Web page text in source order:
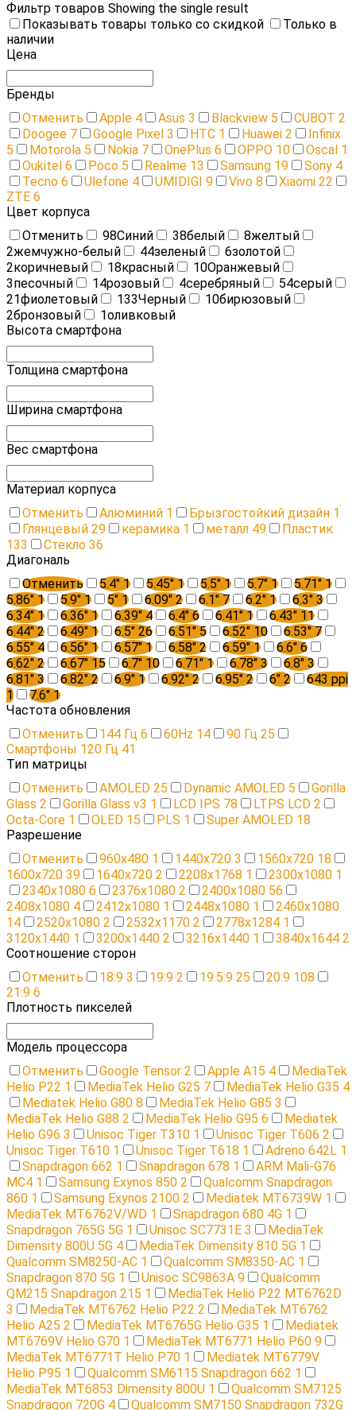
Фильтр товаров Showing the single result
Показывать товары только со скидкой
Только в
наличии
Цена
Бренды
Отменить
Apple 4 Asus 3 Blackview 5 CUBOT 2
Doogee 7 Google Pixel 3 HTC 1 Huawei 2
Infinix
5
Motorola 5 Nokia 7 OnePlus 6 OPPO 10 Oscal 1
Oukitel 6 Poco 5 Realme 13 Samsung 19 Sony 4
Tecno 6 Ulefone 4 UMIDIGI 9 Vivo 8 Xiaomi 22
ZTE 6
Цвет корпуса
Отменить
98Cиний 38белый 8желтый
2жемчужно-белый 44зеленый 6золотой
2коричневый 18красный 10Оранжевый
3песочный 14розовый 4серебряный 54серый
21фиолетовый 133Черный 10бирюзовый
2бронзовый 1оливковый
Высота смартфона
Толщина смартфона
Ширина смартфона
Вес смартфона
Материал корпуса
Отменить
Алюминий 1 Брызгостойкий дизайн 1
Глянцевый 29 керамика 1 металл 49
Пластик
133
Стекло 36
Диагональ
Отменить
5.4" 1 5.45" 1 5.5" 1 5.7" 1 5.71" 1
5.86" 1 5.9" 1 5" 1 6.09" 2 6.1" 7 6.2" 1 6.3" 3
6.34" 1 6.36" 1 6.39" 4 6.4" 6 6.41" 1 6.43" 11
6.44" 2 6.49" 1 6.5" 26 6.51" 5 6.52" 10 6.53" 7
6.55" 4 6.56" 1 6.57" 1 6.58" 2 6.59" 1 6.6" 6
6.62" 2 6.67" 15 6.7" 10 6.71" 1 6.78" 3 6.8" 3
6.81" 3 6.82" 2 6.9" 1 6.92" 2 6.95" 2 6" 2
643 ppi
1
7.6" 1
Частота обновления
Отменить
144 Гц 6 60Hz 14 90 Гц 25
Смартфоны 120 Гц 41
Тип матрицы
Отменить
AMOLED 25 Dynamic AMOLED 5
Gorilla
Glass 2 Gorilla Glass v3 1 LCD IPS 78 LTPS LCD 2
Octa-Core 1 OLED 15 PLS 1 Super AMOLED 18
Разрешение
Отменить
960х480 1 1440х720 3 1560х720 18
1600х720 39 1640x720 2 2208х1768 1 2300x1080 1
2340x1080 6 2376x1080 2 2400x1080 56
2408х1080 4 2412х1080 1 2448х1080 1
2460х1080
14
2520х1080 2 2532x1170 2 2778x1284 1
3120x1440 1 3200х1440 2 3216x1440 1 3840x1644 2
Соотношение сторон
Отменить
18:9 3 19:9 2 19.5:9 25 20:9 108
21:9 6
Плотность пикселей
Модель процессора
Отменить
Google Tensor 2 Apple A15 4
MediaTek
Helio P22 1 MediaTek Helio G25 7 MediaTek Helio G35 4
Mediatek Helio G80 8 MediaTek Helio G85 3
MediaTek Helio G88 2 MediaTek Helio G95 6
Mediatek
Helio G96 3 Unisoc Tiger T310 1 Unisoc Tiger T606 2
Unisoc Tiger T610 1 Unisoc Tiger T618 1 Adreno 642L 1
Snapdragon 662 1 Snapdragon 678 1
ARM Mali-G76
MC4 1 Samsung Exynos 850 2
Qualcomm Snapdragon
860 1 Samsung Exynos 2100 2 Mediatek MT6739W 1
MediaTek MT6762V/WD 1 Snapdragon 680 4G 1
Snapdragon 765G 5G 1 Unisoc SC7731E 3
MediaTek
Dimensity 800U 5G 4 MediaTek Dimensity 810 5G 1
Qualcomm SM8250-AC 1 Qualcomm SM8350-AC 1
Snapdragon 870 5G 1 Unisoc SC9863A 9
Qualcomm
QM215 Snapdragon 215 1
MediaTek Helio P22 MT6762D
3
MediaTek MT6762 Helio P22 2
MediaTek MT6762
Helio A25 2 MediaTek MT6765G Helio G35 1
Mediatek
MT6769V Helio G70 1 MediaTek MT6771 Helio P60 9
MediaTek MT6771T Helio P70 1
Mediatek MT6779V
Helio P95 1 Qualcomm SM6115 Snapdragon 662 1
MediaTek MT6853 Dimensity 800U 1
Qualcomm SM7125
Snapdragon 720G 4 Qualcomm SM7150 Snapdragon 732G